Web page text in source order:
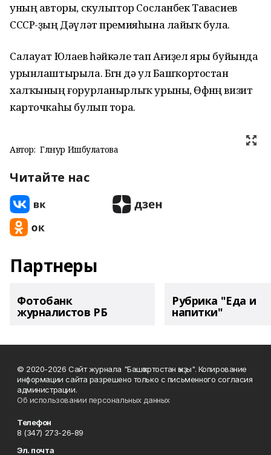
уның авторы, скульптор Сосланбек Тавасиев
СССР-ҙың Дәүләт премияһына лайыҡ була.
Салауат Юлаев һәйкәле тап Ағиҙел яры буйында
урынлаштырыла. Бөгөн дә ул Башҡортостан
халҡының ғорурланырлыҡ урыны, Өфөнөң визит
карточкаһы булып тора.
Автор: Гөлнур Ишбулатова
Читайте нас
Партнеры
Фотобанк
журналистов РБ
Рубрика "Еда и
напитки"
© 2020-2026 Сайт журнала "Башҡортостан ҡыҙы". Копирование
информации сайта разрешено только с письменного согласия
администрации.
Об использовании персональных данных
Телефон
8 (347) 273-26-89
Эл. почта